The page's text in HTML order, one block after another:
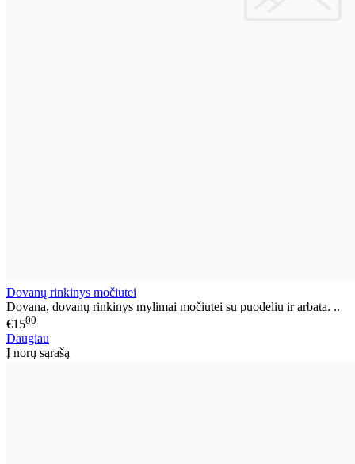
Dovanų rinkinys močiutei
Dovana, dovanų rinkinys mylimai močiutei su puodeliu ir arbata. ..
€1500
Daugiau
Į norų sąrašą